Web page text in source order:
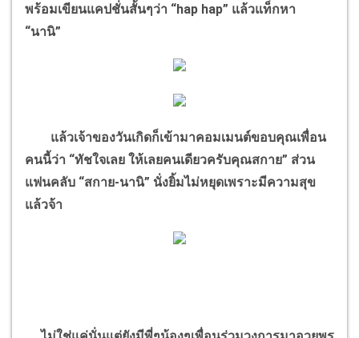
พร้อมเขียนแคปชั่นสั้นๆว่า “hap hap” แล้วแท็กหา
“นานิ”
แล้วเจ้าของวันเกิดก็เข้ามาคอมเมนต์ขอบคุณเพื่อน
คนนี้ว่า “ทัชใจเลย ให้เลยคนเดียวครับคุณสกาย” ส่วน
แฟนคลับ “สกาย-นานิ” นั่งยิ้มไม่หยุดเพราะมีความสุข
แล้วจ้า